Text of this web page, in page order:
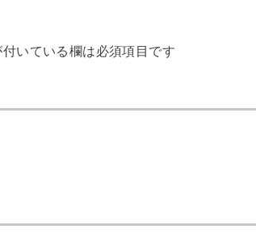
付いている欄は必須項目です